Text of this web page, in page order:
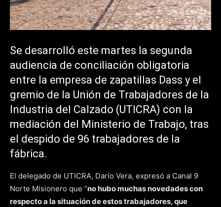
Se desarrolló este martes la segunda
audiencia de conciliación obligatoria
entre la empresa de zapatillas Dass y el
gremio de la Unión de Trabajadores de la
Industria del Calzado (UTICRA) con la
mediación del Ministerio de Trabajo, tras
el despido de 96 trabajadores de la
fábrica.
El delegado de UTICRA, Darío Vera, expresó a Canal 9
Norte Misionero que “no hubo muchas novedades con
respecto a la situación de estos trabajadores, que